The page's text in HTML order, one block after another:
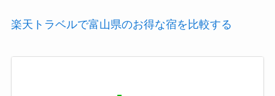
楽天トラベルで富山県のお得な宿を比較する